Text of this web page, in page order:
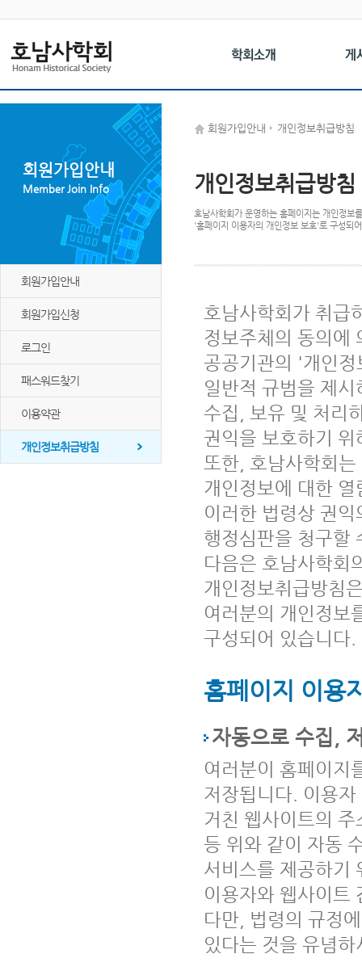
회원가입안내
Member Join Info
회원가입안내
회원가입신청
로그인
패스워드찾기
이용약관
개인정보취급방침
회원가입안내 개인정보취급방침
개인정보취급방침
호남사학회가 운영하는 홈페이지는 개인정보
'홈페이지 이용자의 개인정보 보호'로 구성되
호남사학회가 취급
정보주체의 동의에
공공기관의 '개인
일반적 규범을 제
수집, 보유 및 처리
권익을 보호하기
또한, 호남사학회
개인정보에 대한
이러한 법령상 권
행정심판을 청구할
다음은 호남사학회
개인정보취급방침
여러분의 개인정보
구성되어 있습니다.
홈페이지 이용
자동으로 수집,
여러분이 홈페이지
저장됩니다. 이용
거친 웹사이트의
등 위와 같이 자동
서비스를 제공하기
이용자와 웹사이트
다만, 법령의 규정
있다는 것을 유념